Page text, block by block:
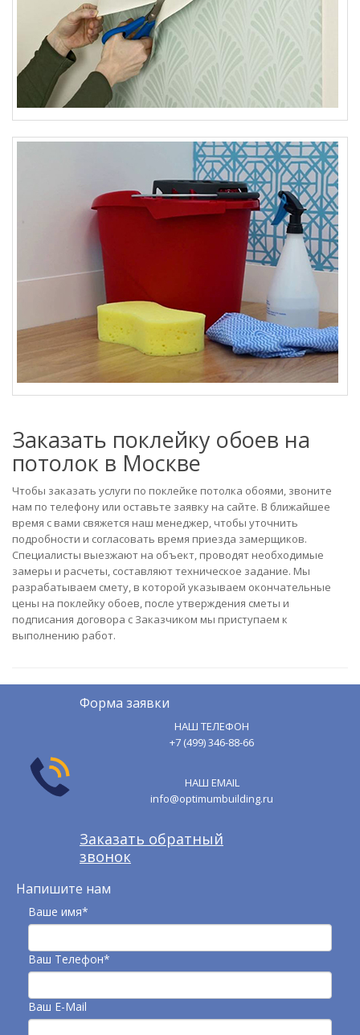
Заказать поклейку обоев на
потолок в Москве
Чтобы заказать услуги по поклейке потолка обоями, звоните
нам по телефону или оставьте заявку на сайте. В ближайшее
время с вами свяжется наш менеджер, чтобы уточнить
подробности и согласовать время приезда замерщиков.
Специалисты выезжают на объект, проводят необходимые
замеры и расчеты, составляют техническое задание. Мы
разрабатываем смету, в которой указываем окончательные
цены на поклейку обоев, после утверждения сметы и
подписания договора с Заказчиком мы приступаем к
выполнению работ.
Форма заявки
НАШ ТЕЛЕФОН
+7 (499) 346-88-66
НАШ EMAIL
info@optimumbuilding.ru
Заказать обратный
звонок
Напишите нам
Ваше имя*
Ваш Телефон*
Ваш E-Mail